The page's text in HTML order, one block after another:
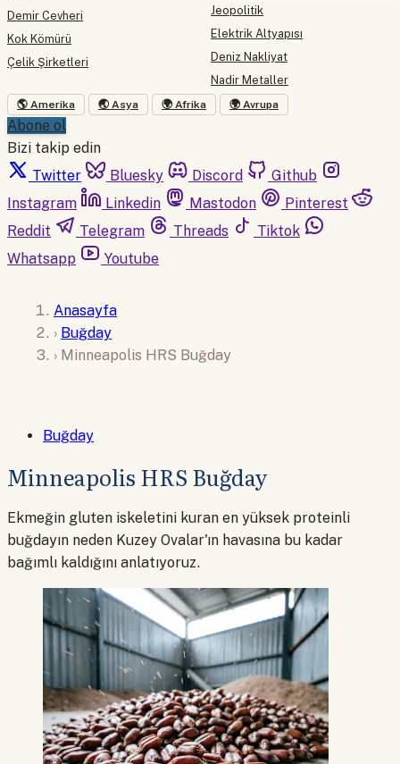
Demir Cevheri
Kok Kömürü
Çelik Şirketleri
Jeopolitik
Elektrik Altyapısı
Deniz Nakliyat
Nadir Metaller
🌎 Amerika 🌏 Asya 🌍 Afrika 🌍 Avrupa
Abone ol
Bizi takip edin
Twitter
Bluesky Discord
Github
Instagram
Linkedin Mastodon
Pinterest
Reddit
Telegram Threads
Tiktok
Whatsapp
Youtube
Anasayfa
› Buğday
› Minneapolis HRS Buğday
Buğday
Minneapolis HRS Buğday
Ekmeğin gluten iskeletini kuran en yüksek proteinli
buğdayın neden Kuzey Ovalar'ın havasına bu kadar
bağımlı kaldığını anlatıyoruz.